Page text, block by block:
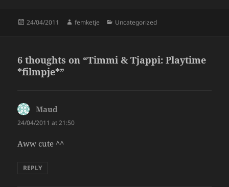
Posted
24/04/2011 Author
femketje Categories
Uncategorized
6 thoughts on “Timmi & Tjappi: Playtime
*filmpje*”
Maud
24/04/2011 at 21:50
Aww cute ^^
REPLY